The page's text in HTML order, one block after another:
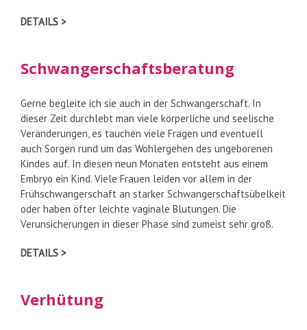
DETAILS >
Schwangerschaftsberatung
Gerne begleite ich sie auch in der Schwangerschaft. In
dieser Zeit durchlebt man viele körperliche und seelische
Veränderungen, es tauchen viele Fragen und eventuell
auch Sorgen rund um das Wohlergehen des ungeborenen
Kindes auf. In diesen neun Monaten entsteht aus einem
Embryo ein Kind. Viele Frauen leiden vor allem in der
Frühschwangerschaft an starker Schwangerschaftsübelkeit
oder haben öfter leichte vaginale Blutungen. Die
Verunsicherungen in dieser Phase sind zumeist sehr groß.
DETAILS >
Verhütung